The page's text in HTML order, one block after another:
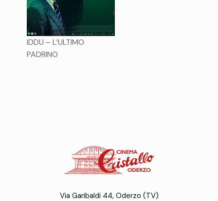
IDDU – L’ULTIMO
PADRINO
Via Garibaldi 44, Oderzo (TV)